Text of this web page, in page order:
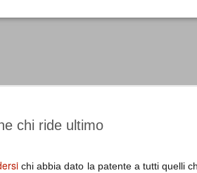
chi ride ultimo
chi abbia dato la patente a tutti quelli
condannando irreversibilmente.